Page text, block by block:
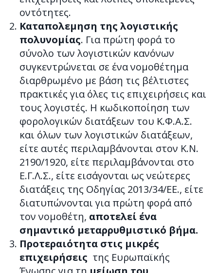
οντότητες.
Καταπολεμηση της λογιστικής
πολυνομίας. Για πρώτη φορά το
σύνολο των λογιστικών κανόνων
συγκεντρώνεται σε ένα νομοθέτημα
διαρθρωμένο με βάση τις βέλτιστες
πρακτικές για όλες τις επιχειρήσεις και
τους λογιστές. Η κωδικοποίηση των
φορολογικών διατάξεων του Κ.Φ.Α.Σ.
και όλων των λογιστικών διατάξεων,
είτε αυτές περιλαμβάνονται στον Κ.Ν.
2190/1920, είτε περιλαμβάνονται στο
Ε.Γ.Λ.Σ., είτε εισάγονται ως νεώτερες
διατάξεις της Οδηγίας 2013/34/ΕΕ., είτε
διατυπώνονται για πρώτη φορά από
τον νομοθέτη, αποτελεί ένα
σημαντικό μεταρρυθμιστικό βήμα.
Προτεραιότητα στις μικρές
επιχειρήσεις της Ευρωπαϊκής